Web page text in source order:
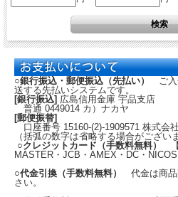
○銀行振込・郵便振込（先払い）
ご入
送する先払いシステムです。
[銀行振込] 広島信用金庫 宇品支店
普通 0449014 カ）ナカヤ
[郵便振替]
口座番号 15160-(2)-1909571 株式会
（括弧の数字は省略する場合がござい
○クレジットカード（手数料無料）
【
MASTER・JCB・AMEX・DC・
○代金引換（手数料無料） 代金は商
さい。